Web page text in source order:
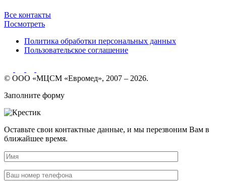
Все контакты
Посмотреть
Политика обработки персональных данных
Пользовательское соглашение
© ООО «МЦСМ «Евромед», 2007 – 2026.
Заполните форму
Оставьте свои контактные данные, и мы перезвоним Вам в
ближайшее время.